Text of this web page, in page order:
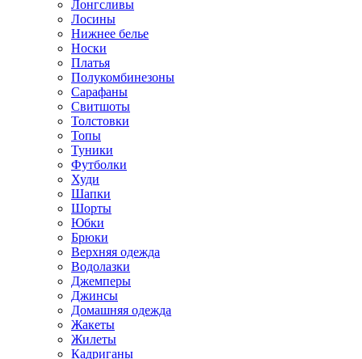
Лонгсливы
Лосины
Нижнее белье
Носки
Платья
Полукомбинезоны
Сарафаны
Свитшоты
Толстовки
Топы
Туники
Футболки
Худи
Шапки
Шорты
Юбки
Брюки
Верхняя одежда
Водолазки
Джемперы
Джинсы
Домашняя одежда
Жакеты
Жилеты
Кадриганы